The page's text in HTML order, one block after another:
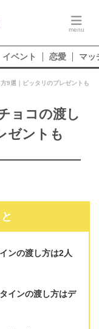
イベント 恋愛 マッ
9選｜ピッタリのプレゼントも
ョコの渡し
ゼントも
ンの渡し方は2人
インの渡し方はデ